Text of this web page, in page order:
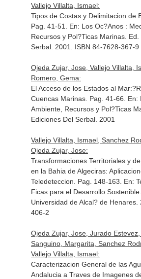
Vallejo Villalta, Ismael:
Tipos de Costas y Delimitacion de
Pag. 41-51. En: Los Oc?Anos :
Recursos y Pol?Ticas Marinas. Ed.
Serbal. 2001. ISBN 84-7628-367-9
Ojeda Zujar, Jose, Vallejo Villalta,
Romero, Gema:
El Acceso de los Estados al
Cuencas Marinas. Pag. 41-66. En:
Ambiente, Recursos y Pol?Ticas
Ediciones Del Serbal. 2001
Vallejo Villalta, Ismael, Sanchez
Ojeda Zujar, Jose:
Transformaciones Territoriales y
en la Bahia de Algeciras:
Teledeteccion. Pag. 148-163. En:
Ficas para el Desarrollo Sostenible
Universidad de Alcal? de
406-2
Ojeda Zujar, Jose, Jurado
Sanguino, Margarita, Sanchez
Vallejo Villalta, Ismael:
Caracterizacion General de las
Andalucia a Traves de Imagenes